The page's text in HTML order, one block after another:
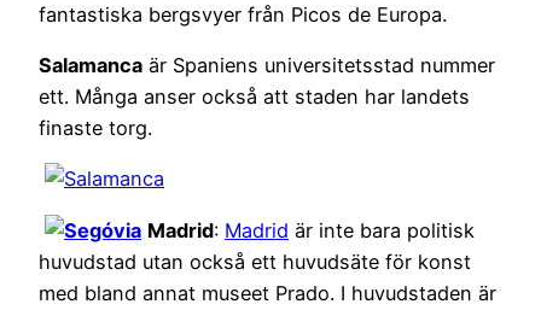
fantastiska bergsvyer från Picos de Europa.
Salamanca är Spaniens universitetsstad nummer
ett. Många anser också att staden har landets
finaste torg.
Madrid: Madrid är inte bara politisk
huvudstad utan också ett huvudsäte för konst
med bland annat museet Prado. I huvudstaden är